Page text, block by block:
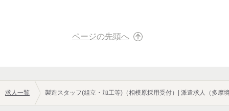
面接時ご来社頂きます。
※営業電話はお控え下さい。
ページの先頭へ
求人一覧 製造スタッフ(組立・加工等)（相模原採用受付）| 派遣求人（多摩